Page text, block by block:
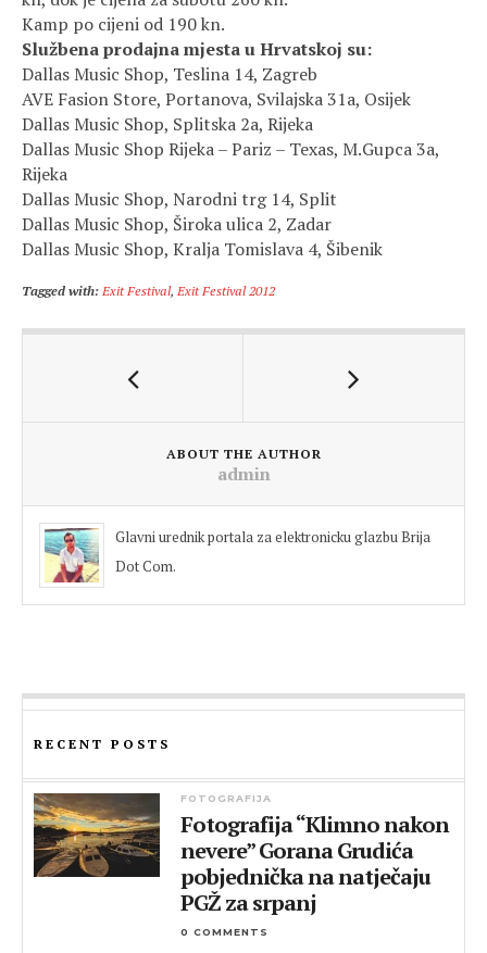
Kamp po cijeni od 190 kn.
Službena prodajna mjesta u Hrvatskoj su:
Dallas Music Shop, Teslina 14, Zagreb
AVE Fasion Store, Portanova, Svilajska 31a, Osijek
Dallas Music Shop, Splitska 2a, Rijeka
Dallas Music Shop Rijeka – Pariz – Texas, M.Gupca 3a,
Rijeka
Dallas Music Shop, Narodni trg 14, Split
Dallas Music Shop, Široka ulica 2, Zadar
Dallas Music Shop, Kralja Tomislava 4, Šibenik
Tagged with: Exit Festival, Exit Festival 2012
ABOUT THE AUTHOR
admin
Glavni urednik portala za elektronicku glazbu Brija
Dot Com.
RECENT POSTS
FOTOGRAFIJA
Fotografija “Klimno nakon
nevere” Gorana Grudića
pobjednička na natječaju
PGŽ za srpanj
0 COMMENTS